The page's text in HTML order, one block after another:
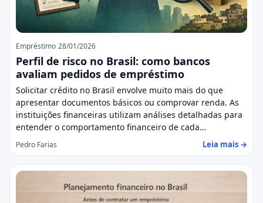
Empréstimo 28/01/2026
Perfil de risco no Brasil: como bancos
avaliam pedidos de empréstimo
Solicitar crédito no Brasil envolve muito mais do que
apresentar documentos básicos ou comprovar renda. As
instituições financeiras utilizam análises detalhadas para
entender o comportamento financeiro de cada…
Pedro Farias Leia mais →